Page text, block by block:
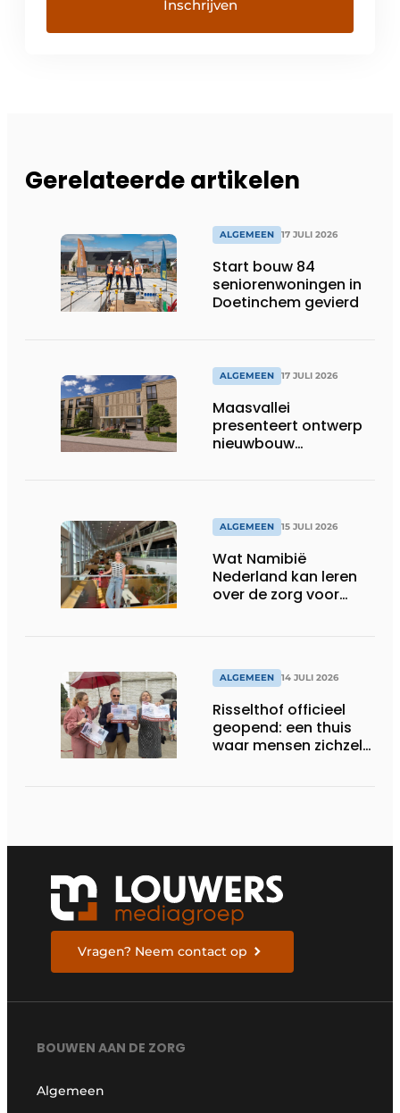
Gerelateerde artikelen
ALGEMEEN 17 JULI 2026
Start bouw 84
seniorenwoningen in
Doetinchem gevierd
ALGEMEEN 17 JULI 2026
Maasvallei
presenteert ontwerp
nieuwbouw
ALGEMEEN 15 JULI 2026
Wat Namibië
Nederland kan leren
over de zorg voor
ALGEMEEN 14 JULI 2026
Risselthof officieel
geopend: een thuis
waar mensen zichzelf
Vragen? Neem contact op
BOUWEN AAN DE ZORG
Algemeen